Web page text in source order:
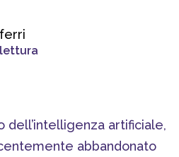
dell’intelligenza artificiale,
abbandonato